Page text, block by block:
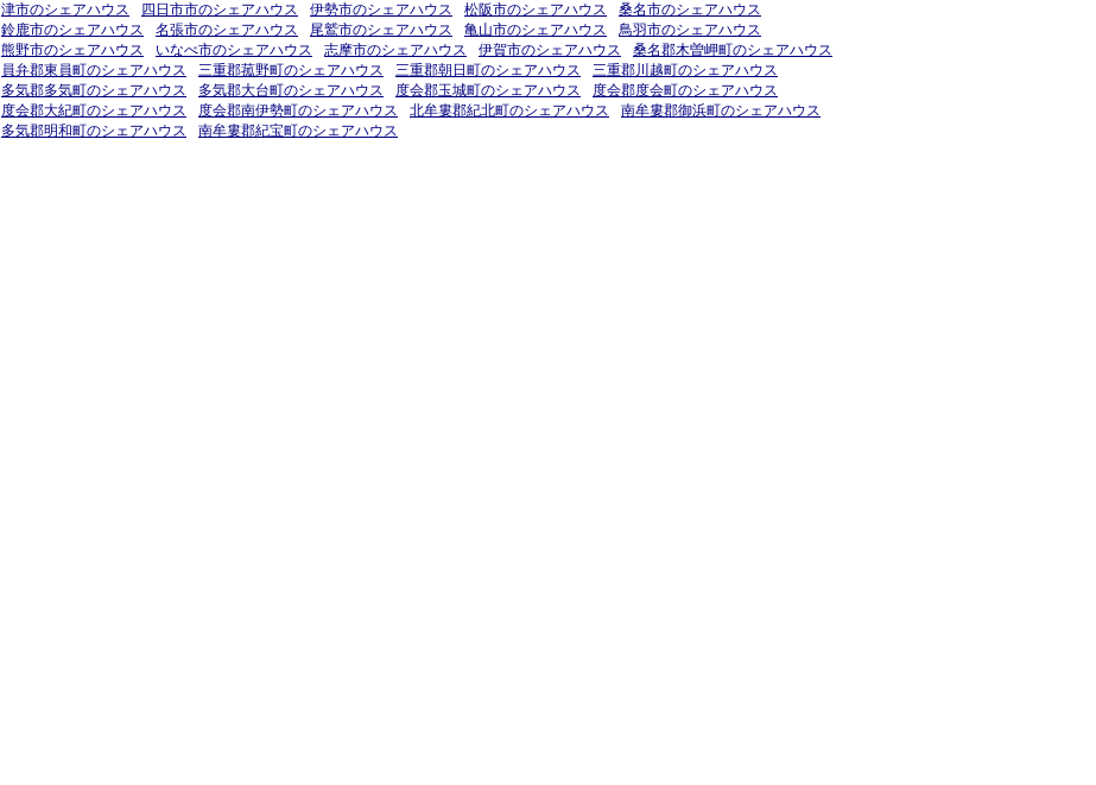
津市のシェアハウス
四日市市のシェアハウス 伊勢市のシェアハウス 松阪市のシェアハウス
桑名市のシェアハウス
鈴鹿市のシェアハウス
名張市のシェアハウス 尾鷲市のシェアハウス 亀山市のシェアハウス
鳥羽市のシェアハウス
熊野市のシェアハウス
いなべ市のシェアハウス 志摩市のシェアハウス 伊賀市のシェアハウス
桑名郡木曽岬町のシェアハウス
員弁郡東員町のシェアハウス
三重郡菰野町のシェアハウス 三重郡朝日町のシェアハウス
三重郡川越町のシェアハウス
多気郡多気町のシェアハウス
多気郡大台町のシェアハウス 度会郡玉城町のシェアハウス
度会郡度会町のシェアハウス
度会郡大紀町のシェアハウス
度会郡南伊勢町のシェアハウス 北牟婁郡紀北町のシェアハウス
南牟婁郡御浜町のシェアハウス
多気郡明和町のシェアハウス
南牟婁郡紀宝町のシェアハウス